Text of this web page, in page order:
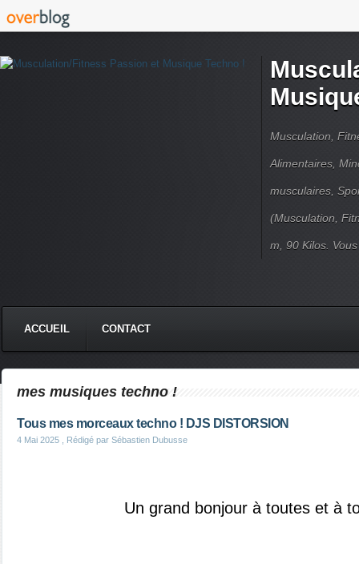
Musculation,
Alimentaires,
musculaires,
(Musculation,
m, 90 Kilos.
ACCUEIL CONTACT
mes musiques techno !
Tous mes morceaux techno ! DJS DISTORSION
4 Mai 2025 , Rédigé par Sébastien Dubusse
Un grand bonjour à toutes et à